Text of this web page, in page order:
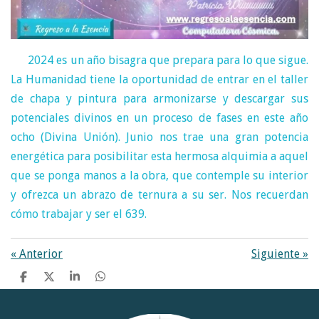
2024 es un año bisagra que prepara para lo que sigue.
La Humanidad tiene la oportunidad de entrar en el taller
de chapa y pintura para armonizarse y descargar sus
potenciales divinos en un proceso de fases en este año
ocho (Divina Unión). Junio nos trae una gran potencia
energética para posibilitar esta hermosa alquimia a aquel
que se ponga manos a la obra, que contemple su interior
y ofrezca un abrazo de ternura a su ser. Nos recuerdan
cómo trabajar y ser el 639.
« Anterior Siguiente »
C
o
C
o
C
o
C
o